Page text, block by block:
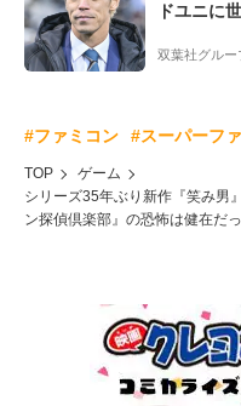
ドユニに
「こりゃ
双葉社グルー
#ファミコン #スーパーフ
TOP
ゲーム
シリーズ35年ぶり新作『笑み男
ン探偵倶楽部』の恐怖は健在だ